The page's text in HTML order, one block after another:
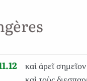
καὶ ἀρεῖ